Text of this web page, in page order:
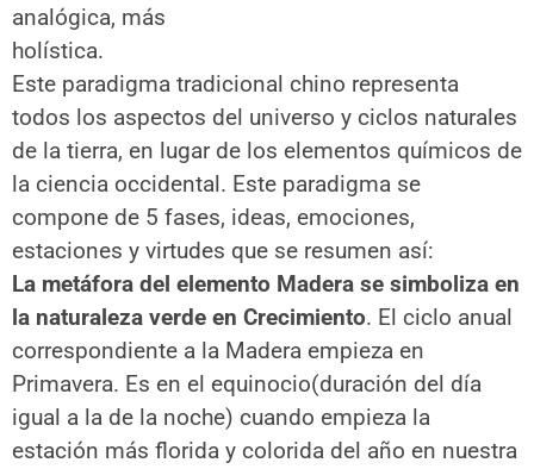
analógica, más
holística.
Este paradigma tradicional chino representa
todos los aspectos del universo y ciclos naturales
de la tierra, en lugar de los elementos químicos de
la ciencia occidental. Este paradigma se
compone de 5 fases, ideas, emociones,
estaciones y virtudes que se resumen así:
La metáfora del elemento Madera se simboliza en
la naturaleza verde en Crecimiento. El ciclo anual
correspondiente a la Madera empieza en
Primavera. Es en el equinocio(duración del día
igual a la de la noche) cuando empieza la
estación más florida y colorida del año en nuestra